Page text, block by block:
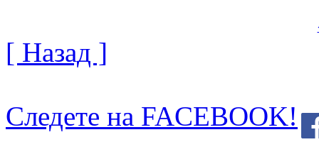
[ Назад ]
Следете на FACEBOOK!